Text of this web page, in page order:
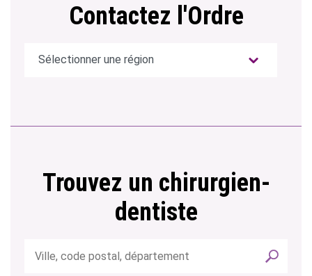
Contactez l'Ordre
Trouvez un chirurgien-
dentiste